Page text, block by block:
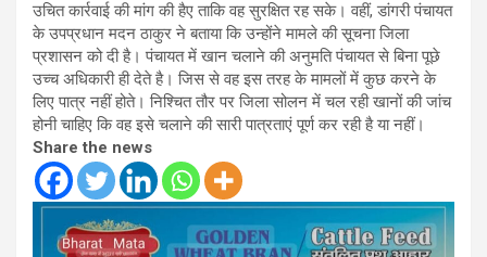
उचित कार्रवाई की मांग की हैए ताकि वह सुरक्षित रह सके। वहीं, डांगरी पंचायत
के उपप्रधान मदन ठाकुर ने बताया कि उन्होंने मामले की सूचना जिला
प्रशासन को दी है। पंचायत में खान चलाने की अनुमति पंचायत से बिना पूछे
उच्च अधिकारी ही देते है। जिस से वह इस तरह के मामलों में कुछ करने के
लिए पात्र नहीं होते। निश्चित तौर पर जिला सोलन में चल रही खानों की जांच
होनी चाहिए कि वह इसे चलाने की सारी पात्रताएं पूर्ण कर रही है या नहीं।
Share the news